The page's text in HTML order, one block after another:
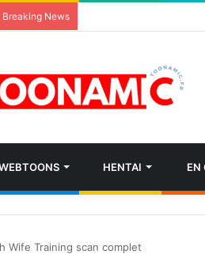
Breaking News
HENTAI EN
Wife Training scan complet